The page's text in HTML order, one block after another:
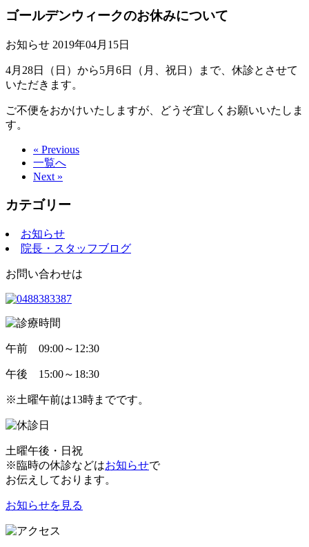
ゴールデンウィークのお休みについて
お知らせ 2019年04月15日
4月28日（日）から5月6日（月、祝日）まで、休診とさせて
いただきます。
ご不便をおかけいたしますが、どうぞ宜しくお願いいたしま
す。
« Previous
一覧へ
Next »
カテゴリー
お知らせ
院長・スタッフブログ
お問い合わせは
午前 09:00～12:30
午後 15:00～18:30
※土曜午前は13時までです。
土曜午後・日祝
※臨時の休診などはお知らせで
お伝えしております。
お知らせを見る